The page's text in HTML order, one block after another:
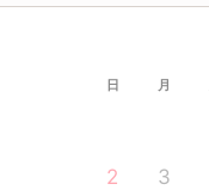
日 月
2
3